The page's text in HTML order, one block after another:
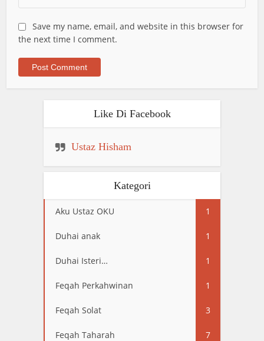
Save my name, email, and website in this browser for
the next time I comment.
Like Di Facebook
Ustaz Hisham
Kategori
Aku Ustaz OKU 1
Duhai anak 1
Duhai Isteri… 1
Feqah Perkahwinan 1
Feqah Solat 3
Feqah Taharah 7